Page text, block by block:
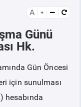
A
Günü
Hk.
Gün Öncesi
için sunulması
hesabında